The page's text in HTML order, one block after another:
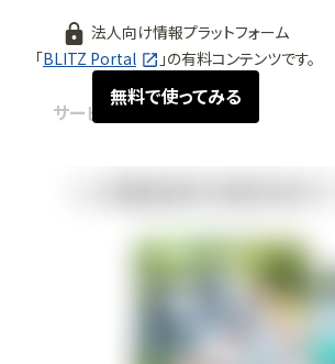
法人向け情報プラットフォーム
「BLITZ Portal 」の有料コンテンツです。
無料で使ってみる
サービス紹介